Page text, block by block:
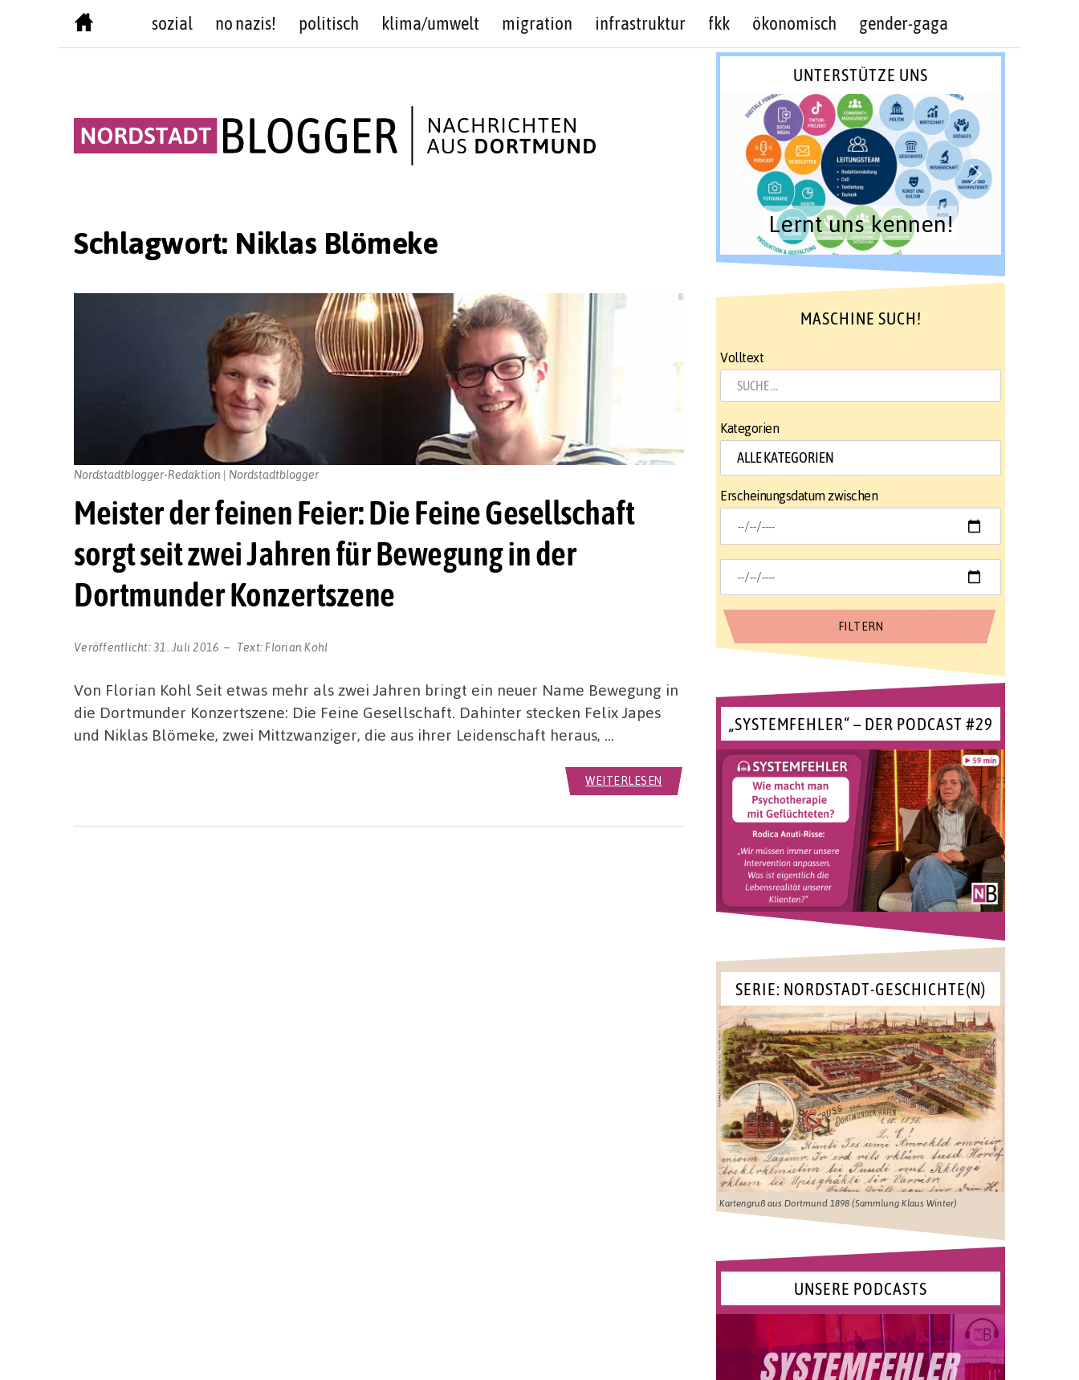
sozial no nazis! politisch klima/umwelt migration infrastruktur fkk ökonomisch gender-gaga
Schlagwort: Niklas Blömeke
Meister der feinen Feier: Die Feine Gesellschaft
sorgt seit zwei Jahren für Bewegung in der
Dortmunder Konzertszene
Veröffentlicht:31. Juli 2016 Text:Florian Kohl
Nordstadtblogger-Redaktion | Nordstadtblogger
Von Florian Kohl Seit etwas mehr als zwei Jahren bringt ein neuer Name Bewegung in
die Dortmunder Konzertszene: Die Feine Gesellschaft. Dahinter stecken Felix Japes
und Niklas Blömeke, zwei Mittzwanziger, die aus ihrer Leidenschaft heraus, …
WEITERLESEN
UNTERSTÜTZE UNS
Lernt uns kennen!
MASCHINE SUCH!
Volltext
Kategorien
Erscheinungsdatum zwischen
„SYSTEMFEHLER“ – DER PODCAST #29
SERIE: NORDSTADT-GESCHICHTE(N)
Kartengruß aus Dortmund 1898 (Sammlung Klaus Winter)
UNSERE PODCASTS